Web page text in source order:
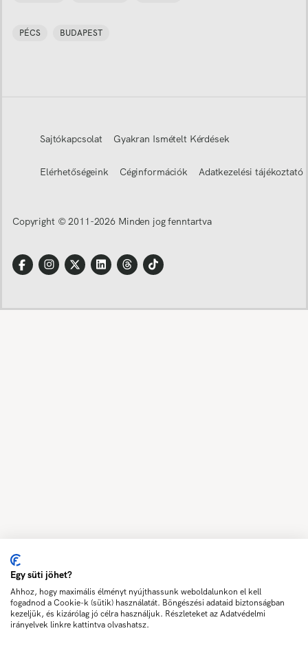
PÉCS BUDAPEST
Sajtókapcsolat Gyakran Ismételt Kérdések
Elérhetőségeink Céginformációk Adatkezelési tájékoztató
Copyright © 2011-2026 Minden jog fenntartva
Egy süti jöhet?
Ahhoz, hogy maximális élményt nyújthassunk weboldalunkon el kell
fogadnod a Cookie-k (sütik) használatát. Böngészési adataid biztonságban
kezeljük, és kizárólag jó célra használjuk. Részleteket az Adatvédelmi
irányelvek linkre kattintva olvashatsz.